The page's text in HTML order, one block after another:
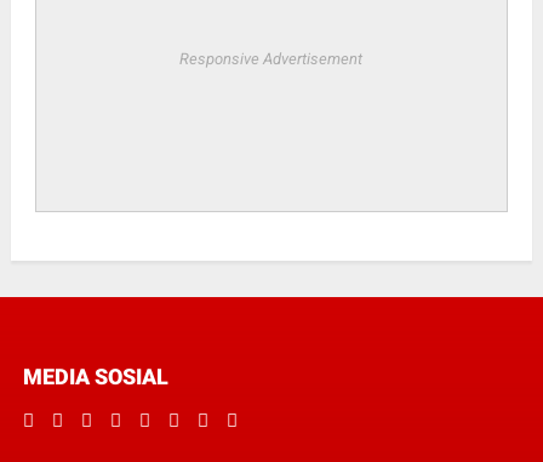
Responsive Advertisement
MEDIA SOSIAL